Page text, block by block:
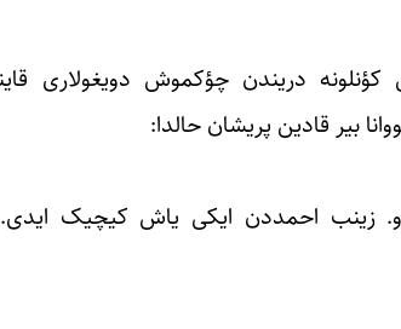
کؤنلونه دریندن چؤکموش دویغولاری
بیر قادین پریشان حالدا:
زینب احمددن ایکی یاش کیچیک ایدی.